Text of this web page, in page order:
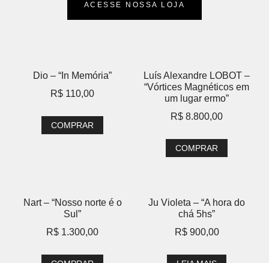
ACESSE NOSSA LOJA
Dio – “In Memória”
R$ 110,00
COMPRAR
Luís Alexandre LOBOT –
“Vórtices Magnéticos em
um lugar ermo”
R$ 8.800,00
COMPRAR
Nart – “Nosso norte é o
Sul”
R$ 1.300,00
Ju Violeta – “A hora do
chá 5hs”
R$900,00